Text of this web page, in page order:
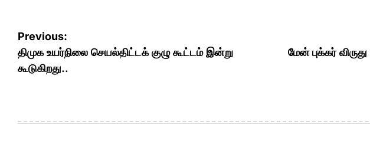
Post
navigation
Previous:
திமுக உயர்நிலை செயல்திட்டக் குழு கூட்டம் இன்று
கூடுகிறது..
மேன் புக்கர்